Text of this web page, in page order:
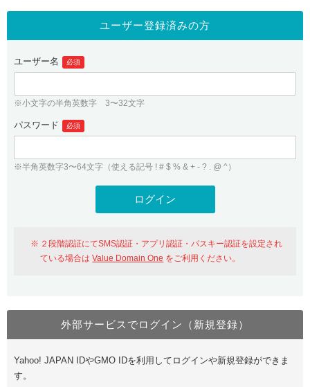
ユーザー登録済みの方
ユーザー名 必須
※小文字の半角英数字 3〜32文字
パスワード 必須
※半角英数字3〜64文字（使える記号 ! # $ % & + - ? . @ ^）
２段階認証にてSMS認証・アプリ認証・パスキー認証を設定され
ている場合はValue Domain One をご利用ください。
外部サービスでログイン（新規登録）
Yahoo! JAPAN IDやGMO IDを利用してログインや新規登録ができま
す。